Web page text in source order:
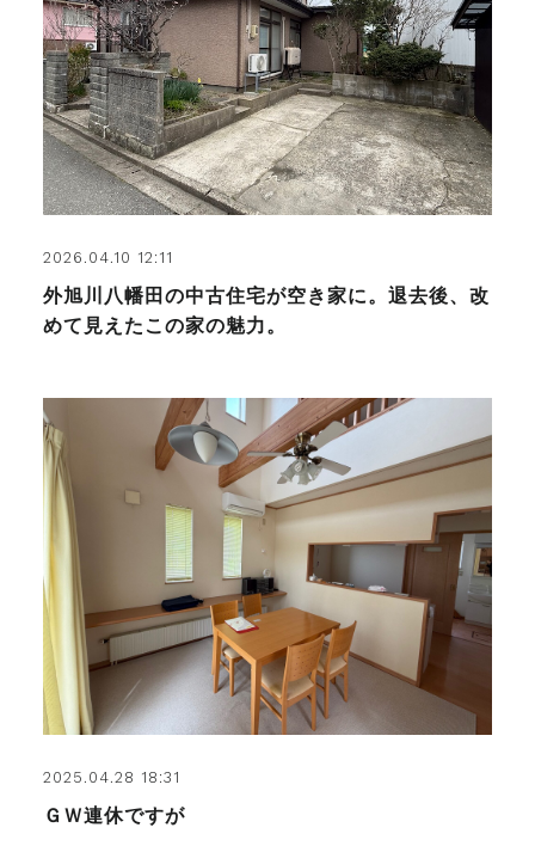
2026.04.10 12:11
外旭川八幡田の中古住宅が空き家に。退去後、改
めて見えたこの家の魅力。
2025.04.28 18:31
ＧＷ連休ですが